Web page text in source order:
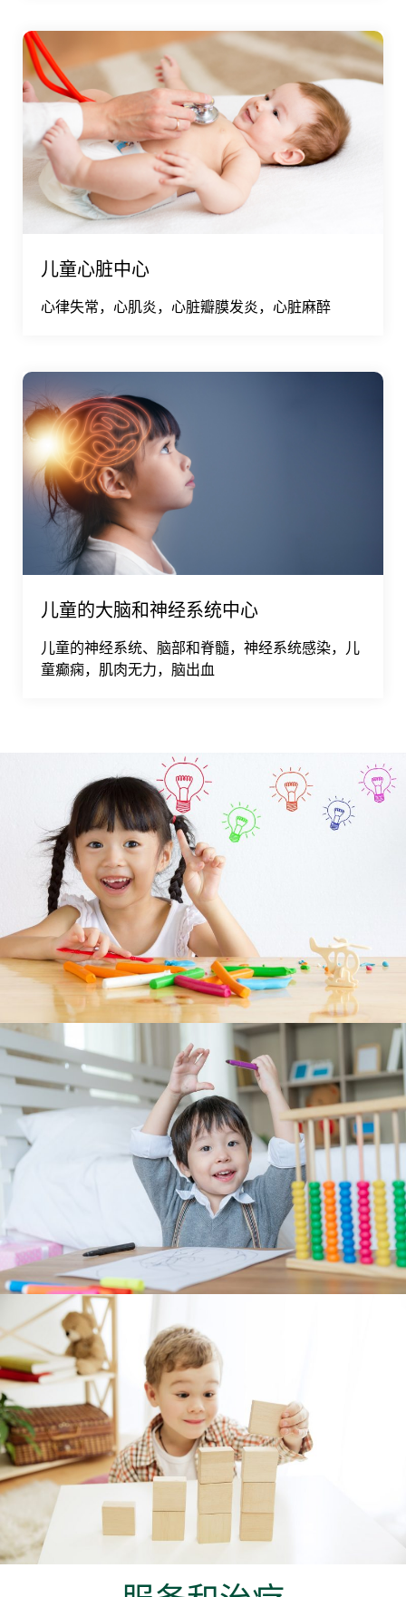
儿童心脏中心
心律失常，心肌炎，心脏瓣膜发炎，心脏麻醉
儿童的大脑和神经系统中心
儿童的神经系统、脑部和脊髓，神经系统感染，儿
童癫痫，肌肉无力，脑出血